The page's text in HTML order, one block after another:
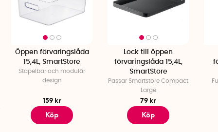
Öppen förvaringslåda
15,4L, SmartStore
Stapelbar och modulär
design
159 kr
Köp
Lock till öppen
förvaringslåda 15,4L,
SmartStore
Passar Smartstore Compact
Large
79 kr
Köp